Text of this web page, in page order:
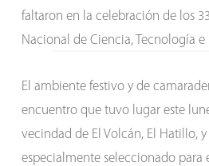
faltaron en la celebración de los
Nacional de Ciencia, Tecnología
El ambiente festivo y de
encuentro que tuvo lugar este
vecindad de El Volcán, El Hatillo,
especialmente seleccionado para